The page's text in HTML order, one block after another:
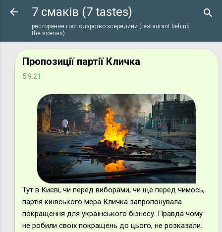
Перейти до основного вмісту
7 смаків (7 tastes)
ресторанне господарство зсередини (restaurant behind
the scenes)
Пропозиції партії Кличка
5.9.21
Тут в Києві, чи перед виборами, чи ще перед чимось,
партія київського мера Кличка запропонувала
покращення для українського бізнесу. Правда чому
не робили своїх покращень до цього, не розказали.